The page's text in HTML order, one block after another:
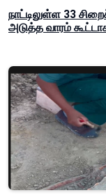
நாட்டிலுள்ள 33
அடுத்த வாரம்